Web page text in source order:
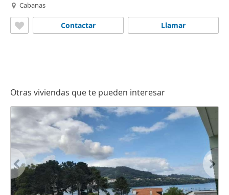
Cabanas
Llamar
Contactar
Otras viviendas que te pueden interesar